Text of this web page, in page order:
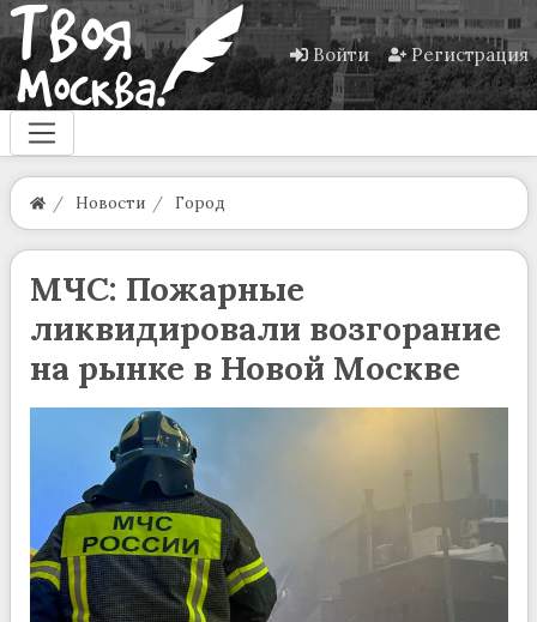
Войти Регистрация
Новости Город
МЧС: Пожарные
ликвидировали возгорание
на рынке в Новой Москве